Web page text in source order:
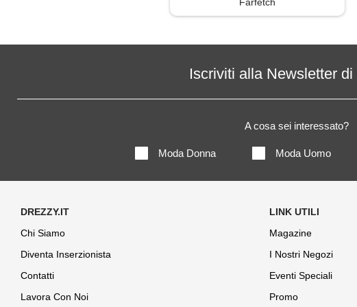
Farfetch
Iscriviti alla Newsletter di
A cosa sei interessato?
Moda Donna Moda Uomo
Chi Siamo
Diventa Inserzionista
Contatti
Lavora Con Noi
Magazine
I Nostri Negozi
Eventi Speciali
Promo